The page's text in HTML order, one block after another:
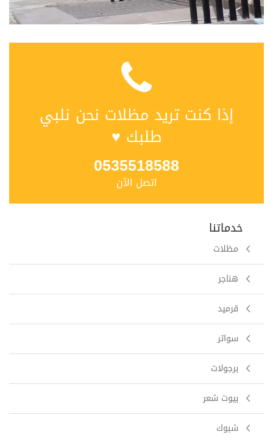
إذا كنت تريد مظلات نحن نلبي
طلبك ♥
0535518588
اتصل الآن
خدماتنا
مظلات
هناجر
قرميد
سواتر
برجولات
بيوت شعر
شبوك